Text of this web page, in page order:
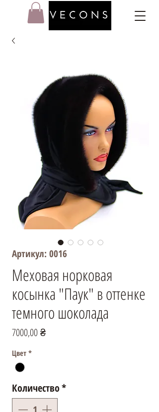
Артикул: 0016
Меховая норковая
косынка "Паук" в оттенке
темного шоколада
7000,00 ₴Цена
Цвет *
Количество*